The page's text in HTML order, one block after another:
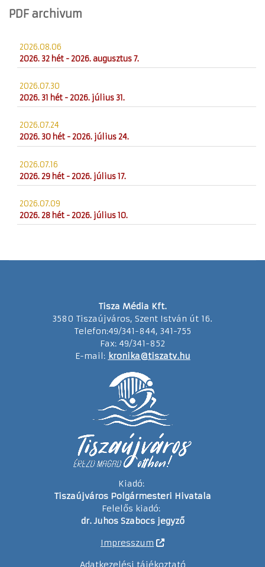
PDF archivum
2026.08.06
2026. 32 hét - 2026. augusztus 7.
2026.07.30
2026. 31 hét - 2026. július 31.
2026.07.24
2026. 30 hét - 2026. július 24.
2026.07.16
2026. 29 hét - 2026. július 17.
2026.07.09
2026. 28 hét - 2026. július 10.
Tisza Média Kft.
3580 Tiszaújváros, Szent István út 16.
Telefon:49/341-844, 341-755
Fax: 49/341-852
E-mail: kronika@tiszatv.hu
Kiadó:
Tiszaújváros Polgármesteri Hivatala
Felelős kiadó:
dr. Juhos Szabocs jegyző
Impresszum